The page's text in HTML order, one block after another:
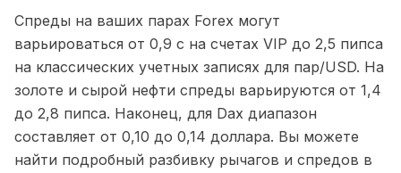
Спреды на ваших парах Forex могут
варьироваться от 0,9 с на счетах VIP до 2,5 пипса
на классических учетных записях для пар/USD. На
золоте и сырой нефти спреды варьируются от 1,4
до 2,8 пипса. Наконец, для Dax диапазон
составляет от 0,10 до 0,14 доллара. Вы можете
найти подробный разбивку рычагов и спредов в